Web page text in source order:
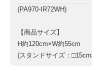
(PA970-IR72WH)
【商品サイズ】
H約120cm×W約55cm
(スタンドサイズ：